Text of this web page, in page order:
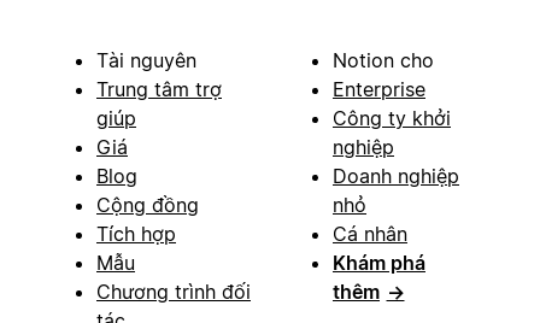
Tài nguyên
Trung tâm trợ
giúp
Giá
Blog
Cộng đồng
Tích hợp
Mẫu
Chương trình đối
Notion cho
Enterprise
Công ty khởi
nghiệp
Doanh nghiệp
nhỏ
Cá nhân
Khám phá
thêm →